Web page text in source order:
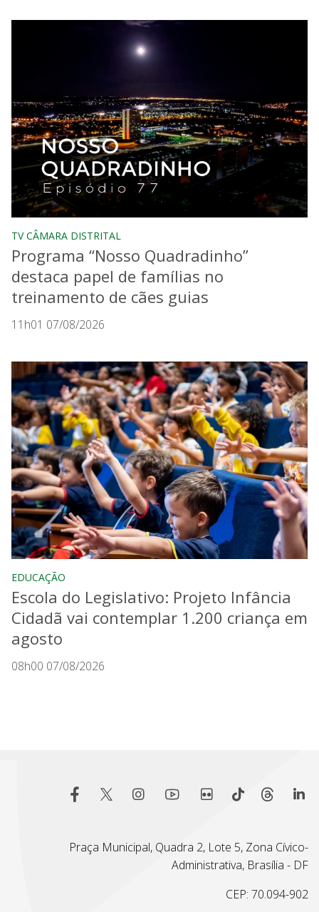
TV CÂMARA DISTRITAL
Programa “Nosso Quadradinho”
destaca papel de famílias no
treinamento de cães guias
11h01 07/08/2026
EDUCAÇÃO
Escola do Legislativo: Projeto Infância
Cidadã vai contemplar 1.200 criança em
agosto
08h00 07/08/2026
Praça Municipal, Quadra 2, Lote 5, Zona Cívico-
Administrativa, Brasília - DF
CEP: 70.094-902